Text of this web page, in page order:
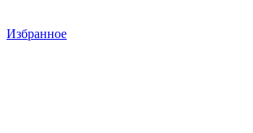
Избранное